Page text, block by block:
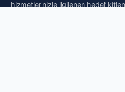
hizmetlerinizle ilgilenen hedef